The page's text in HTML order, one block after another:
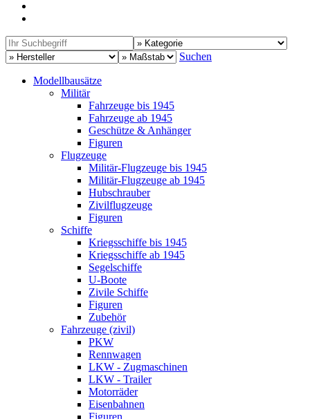
Suchen
Modellbausätze
Militär
Fahrzeuge bis 1945
Fahrzeuge ab 1945
Geschütze & Anhänger
Figuren
Flugzeuge
Militär-Flugzeuge bis 1945
Militär-Flugzeuge ab 1945
Hubschrauber
Zivilflugzeuge
Figuren
Schiffe
Kriegsschiffe bis 1945
Kriegsschiffe ab 1945
Segelschiffe
U-Boote
Zivile Schiffe
Figuren
Zubehör
Fahrzeuge (zivil)
PKW
Rennwagen
LKW - Zugmaschinen
LKW - Trailer
Motorräder
Eisenbahnen
Figuren